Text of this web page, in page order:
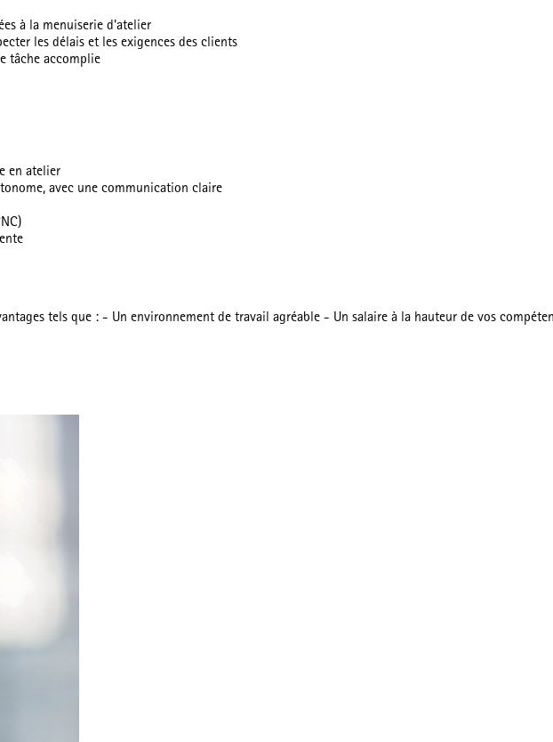
à la menuiserie d'atelier
les délais et les exigences des clients
tâche accomplie
en atelier
avec une communication claire
tels que : - Un environnement de travail agréable - Un salaire à la hauteur de vos